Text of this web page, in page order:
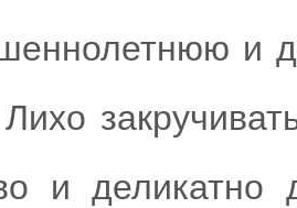
и
и деликатно